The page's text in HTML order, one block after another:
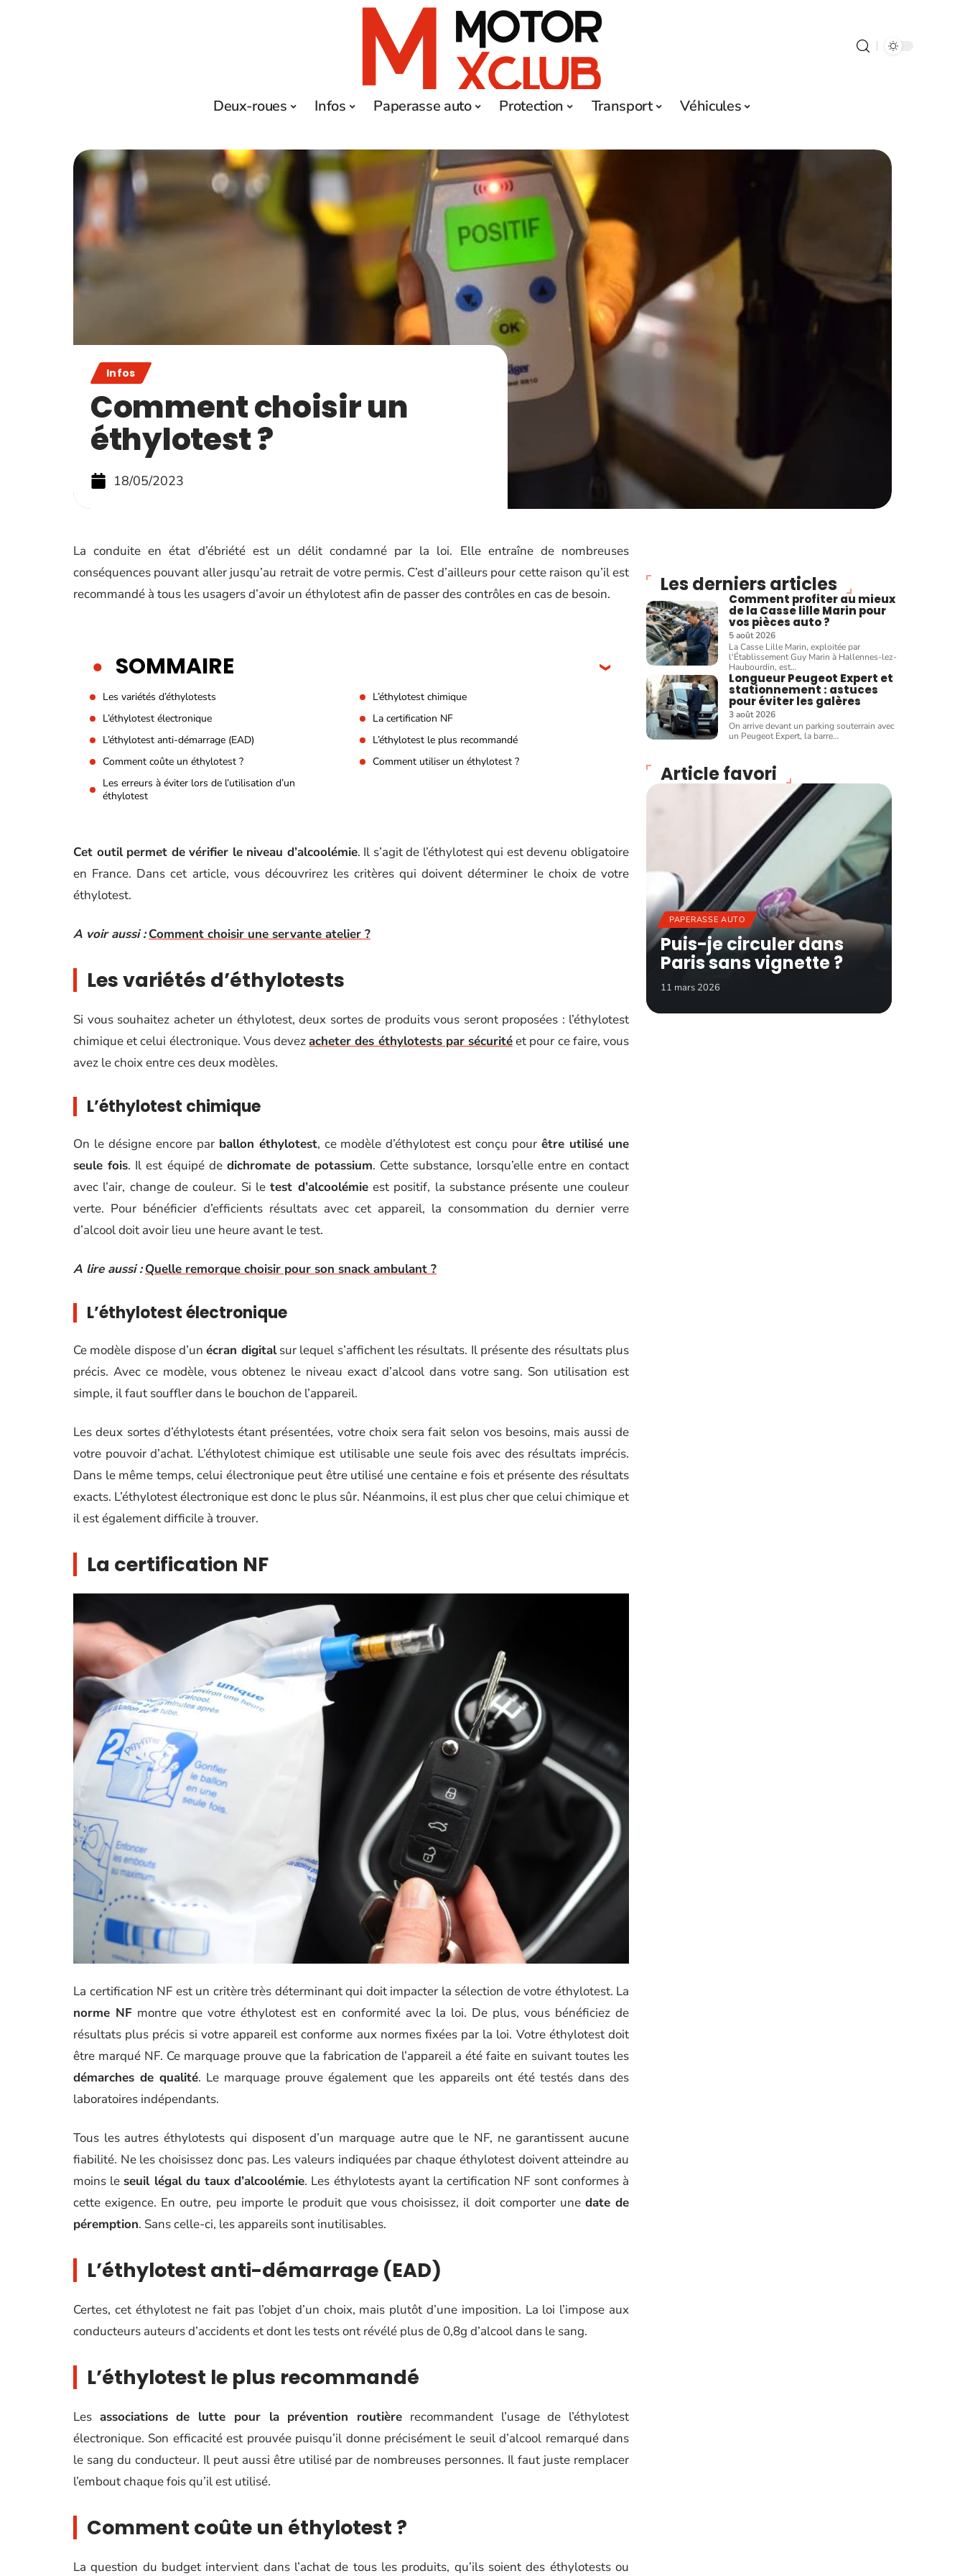
Deux-roues Infos Paperasse auto Protection Transport Véhicules
Infos
Comment choisir un
éthylotest ?
18/05/2023
La conduite en état d’ébriété est un délit condamné par la loi. Elle entraîne de nombreuses
conséquences pouvant aller jusqu’au retrait de votre permis. C’est d’ailleurs pour cette raison qu’il est
recommandé à tous les usagers d’avoir un éthylotest afin de passer des contrôles en cas de besoin.
SOMMAIRE
Les variétés d’éthylotests
L’éthylotest chimique
L’éthylotest électronique
La certification NF
L’éthylotest anti-démarrage (EAD)
L’éthylotest le plus recommandé
Comment coûte un éthylotest ?
Comment utiliser un éthylotest ?
Les erreurs à éviter lors de l’utilisation d’un
éthylotest
Cet outil permet de vérifier le niveau d’alcoolémie. Il s’agit de l’éthylotest qui est devenu obligatoire
en France. Dans cet article, vous découvrirez les critères qui doivent déterminer le choix de votre
éthylotest.
A voir aussi : Comment choisir une servante atelier ?
Les variétés d’éthylotests
Si vous souhaitez acheter un éthylotest, deux sortes de produits vous seront proposées : l’éthylotest
chimique et celui électronique. Vous devezacheter des éthylotests par sécuritéet pour ce faire, vous
avez le choix entre ces deux modèles.
L’éthylotest chimique
On le désigne encore par ballon éthylotest, ce modèle d’éthylotest est conçu pourêtre utilisé une
seule fois. Il est équipé de dichromate de potassium. Cette substance, lorsqu’elle entre en contact
avec l’air, change de couleur. Si letest d’alcoolémieest positif, la substance présente une couleur
verte. Pour bénéficier d’efficients résultats avec cet appareil, la consommation du dernier verre
d’alcool doit avoir lieu une heure avant le test.
A lire aussi : Quelle remorque choisir pour son snack ambulant ?
L’éthylotest électronique
Ce modèle dispose d’unécran digitalsur lequel s’affichent les résultats. Il présente des résultats plus
précis. Avec ce modèle, vous obtenez le niveau exact d’alcool dans votre sang. Son utilisation est
simple, il faut souffler dans le bouchon de l’appareil.
Les deux sortes d’éthylotests étant présentées, votre choix sera fait selon vos besoins, mais aussi de
votre pouvoir d’achat. L’éthylotest chimique est utilisable une seule fois avec des résultats imprécis.
Dans le même temps, celui électronique peut être utilisé une centaine e fois et présente des résultats
exacts. L’éthylotest électronique est donc le plus sûr. Néanmoins, il est plus cher que celui chimique et
il est également difficile à trouver.
La certification NF
La certification NF est un critère très déterminant qui doit impacter la sélection de votre éthylotest. La
norme NF montre que votre éthylotest est en conformité avec la loi. De plus, vous bénéficiez de
résultats plus précis si votre appareil est conforme aux normes fixées par la loi. Votre éthylotest doit
être marqué NF. Ce marquage prouve que la fabrication de l’appareil a été faite en suivant toutes les
démarches de qualité. Le marquage prouve également que les appareils ont été testés dans des
laboratoires indépendants.
Tous les autres éthylotests qui disposent d’un marquage autre que le NF, ne garantissent aucune
fiabilité. Ne les choisissez donc pas. Les valeurs indiquées par chaque éthylotest doivent atteindre au
moins le seuil légal du taux d’alcoolémie. Les éthylotests ayant la certification NF sont conformes à
cette exigence. En outre, peu importe le produit que vous choisissez, il doit comporter une date de
péremption. Sans celle-ci, les appareils sont inutilisables.
L’éthylotest anti-démarrage (EAD)
Certes, cet éthylotest ne fait pas l’objet d’un choix, mais plutôt d’une imposition. La loi l’impose aux
conducteurs auteurs d’accidents et dont les tests ont révélé plus de 0,8g d’alcool dans le sang.
L’éthylotest le plus recommandé
Les associations de lutte pour la prévention routière recommandent l’usage de l’éthylotest
électronique. Son efficacité est prouvée puisqu’il donne précisément le seuil d’alcool remarqué dans
le sang du conducteur. Il peut aussi être utilisé par de nombreuses personnes. Il faut juste remplacer
l’embout chaque fois qu’il est utilisé.
Comment coûte un éthylotest ?
La question du budget intervient dans l’achat de tous les produits, qu’ils soient des éthylotests ou
Les derniers articles
Comment profiter au mieux
de la Casse lille Marin pour
vos pièces auto ?
5 août 2026
La Casse Lille Marin, exploitée par
l'Établissement Guy Marin à Hallennes-lez-
Haubourdin, est…
Longueur Peugeot Expert et
stationnement : astuces
pour éviter les galères
3 août 2026
On arrive devant un parking souterrain avec
un Peugeot Expert, la barre…
Article favori
PAPERASSE AUTO
Puis-je circuler dans
Paris sans vignette ?
11 mars 2026